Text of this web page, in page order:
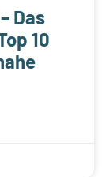
Das
10